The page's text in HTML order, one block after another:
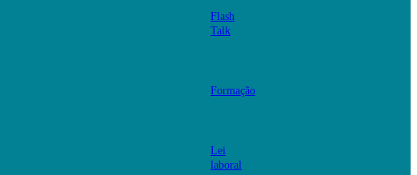
Flash
Talk
Formação
Lei
laboral